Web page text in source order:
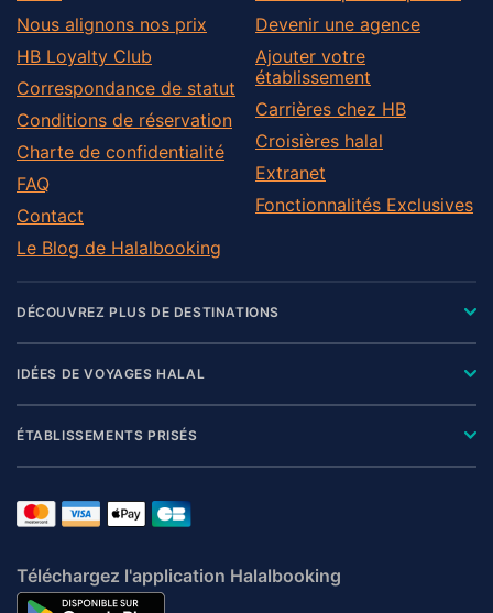
Nous alignons nos prix
HB Loyalty Club
Correspondance de statut
Conditions de réservation
Charte de confidentialité
FAQ
Contact
Le Blog de Halalbooking
Devenir une agence
Ajouter votre
établissement
Carrières chez HB
Croisières halal
Extranet
Fonctionnalités Exclusives
DÉCOUVREZ PLUS DE DESTINATIONS
IDÉES DE VOYAGES HALAL
ÉTABLISSEMENTS PRISÉS
Téléchargez l'application Halalbooking